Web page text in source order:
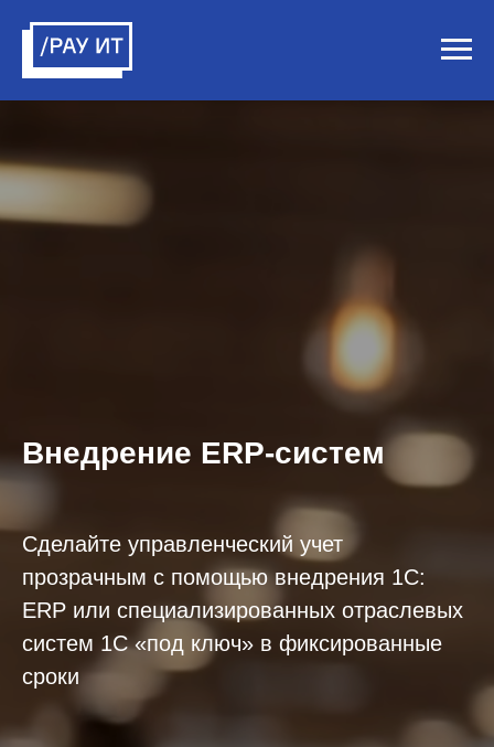
Внедрение ERP-систем
Сделайте управленческий учет
прозрачным с помощью внедрения 1С:
ERP или специализированных отраслевых
систем 1С «под ключ» в фиксированные
сроки